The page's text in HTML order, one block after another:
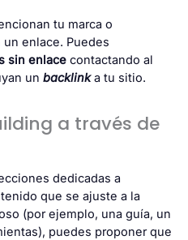
tu marca o
enlace. Puedes
sin enlace contactando al
un backlinka tu sitio.
a través de
dedicadas a
que se ajuste a la
(por ejemplo, una guía, un
puedes proponer que